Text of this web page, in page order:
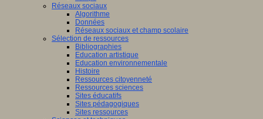
Réseaux sociaux
Algorithme
Données
Réseaux sociaux et champ scolaire
Sélection de ressources
Bibliographies
Education artistique
Education environnementale
Histoire
Ressources citoyenneté
Ressources sciences
Sites éducatifs
Sites pédagogiques
Sites ressources